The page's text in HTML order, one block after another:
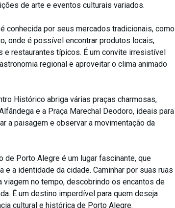
de arte e eventos culturais variados.
conhecida por seus mercados tradicionais, como
onde é possível encontrar produtos locais,
e restaurantes típicos. É um convite irresistível
regional e aproveitar o clima animado
Histórico abriga várias praças charmosas,
e a Praça Marechal Deodoro, ideais para
a paisagem e observar a movimentação da
de Porto Alegre é um lugar fascinante, que
e a identidade da cidade. Caminhar por suas ruas
viagem no tempo, descobrindo os encantos de
É um destino imperdível para quem deseja
cultural e histórica de Porto Alegre.